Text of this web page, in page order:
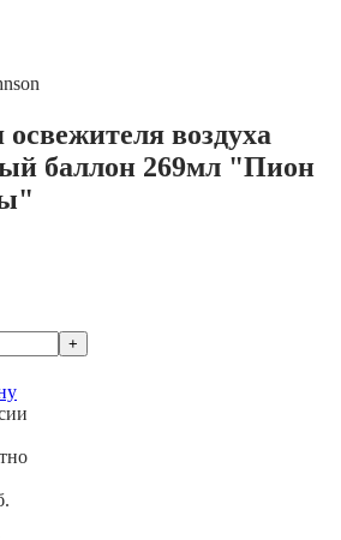
воздуха
баллон 269мл "Пион
+